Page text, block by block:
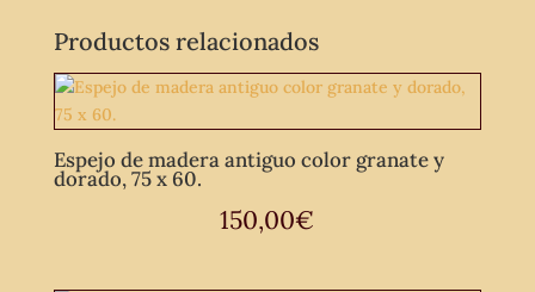
Productos relacionados
Espejo de madera antiguo color granate y
dorado, 75 x 60.
150,00€